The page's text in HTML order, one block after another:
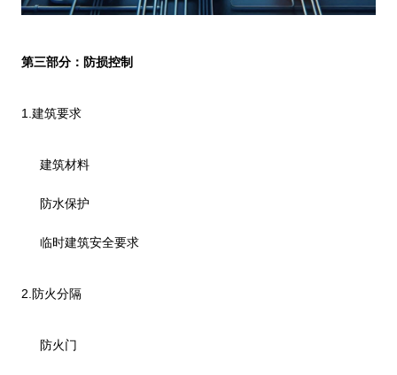
第三部分：防损控制
1. 建筑要求
建筑材料
防水保护
临时建筑安全要求
2. 防火分隔
防火门